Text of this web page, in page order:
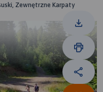
Zewnętrzne Karpaty